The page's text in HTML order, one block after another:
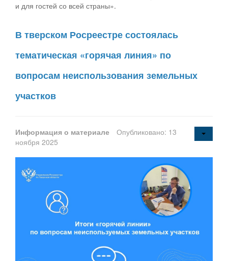
и для гостей со всей страны».
В тверском Росреестре состоялась
тематическая «горячая линия» по
вопросам неиспользования земельных
участков
Информация о материале
Опубликовано: 13
ноября 2025